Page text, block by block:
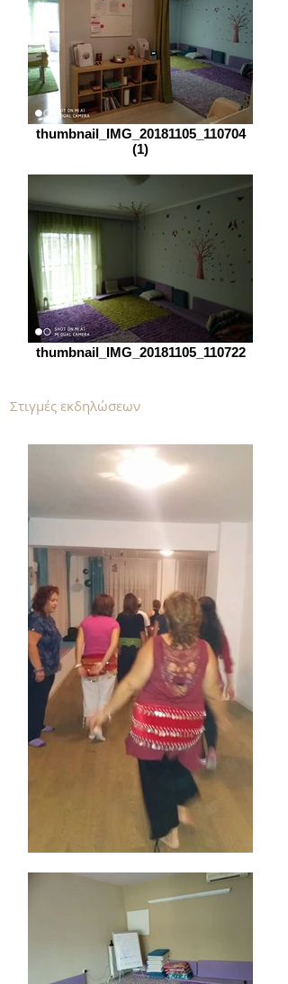
thumbnail_IMG_20181105_110704
(1)
thumbnail_IMG_20181105_110722
Στιγμές εκδηλώσεων